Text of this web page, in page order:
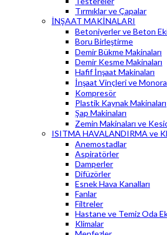
Tırmıklar ve Çapalar
İNŞAAT MAKİNALARI
Betoniyerler ve Beton
Boru Birleştirme
Demir Bükme Makinaları
Demir Kesme Makinaları
Hafif İnşaat Makinaları
İnşaat Vinçleri ve
Kompresör
Plastik Kaynak Makinaları
Şap Makinaları
Zemin Makinaları ve
ISITMA HAVALANDIRMA ve
Anemostadlar
Aspiratörler
Damperler
Difüzörler
Esnek Hava Kanalları
Fanlar
Filtreler
Hastane ve Temiz Oda
Klimalar